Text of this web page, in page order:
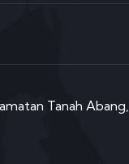
Tanah Abang,